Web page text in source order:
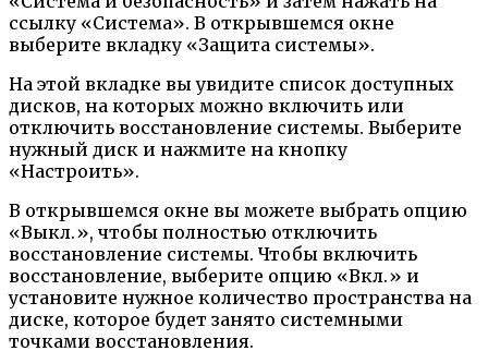
ссылку «Система». В открывшемся окне
выберите вкладку «Защита системы».
На этой вкладке вы увидите список доступных
дисков, на которых можно включить или
отключить восстановление системы. Выберите
нужный диск и нажмите на кнопку
«Настроить».
В открывшемся окне вы можете выбрать опцию
«Выкл.», чтобы полностью отключить
восстановление системы. Чтобы включить
восстановление, выберите опцию «Вкл.» и
установите нужное количество пространства на
диске, которое будет занято системными
точками восстановления.